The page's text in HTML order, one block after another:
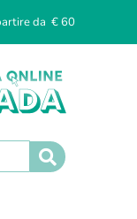
da € 60